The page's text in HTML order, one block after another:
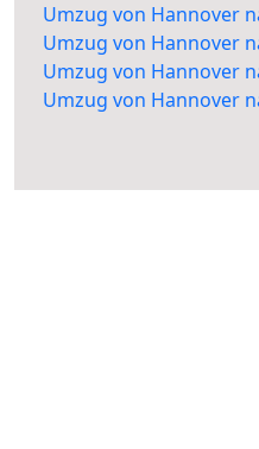
Umzug von Hannover
Umzug von Hannover
Umzug von Hannover
Umzug von Hannover